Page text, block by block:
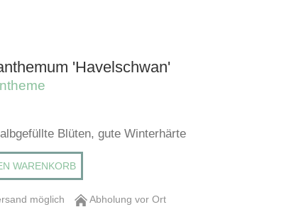
'Havelschwan'
Blüten, gute Winterhärte
WARENKORB
möglich Abholung vor Ort